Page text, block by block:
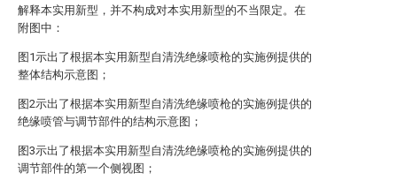
解释本实用新型，并不构成对本实用新型的不当限定。在
附图中：
图1示出了根据本实用新型自清洗绝缘喷枪的实施例提供的
整体结构示意图；
图2示出了根据本实用新型自清洗绝缘喷枪的实施例提供的
绝缘喷管与调节部件的结构示意图；
图3示出了根据本实用新型自清洗绝缘喷枪的实施例提供的
调节部件的第一个侧视图；